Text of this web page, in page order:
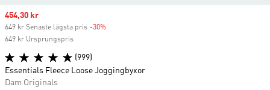
Sale price
454,30 kr
649 kr Senaste lägsta pris -30%
649 kr Ursprungspris
(999)
Essentials Fleece Loose Joggingbyxor
Dam Originals